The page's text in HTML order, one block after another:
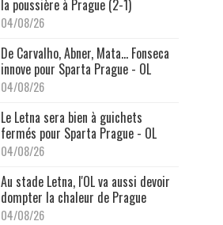
la poussière à Prague (2-1)
04/08/26
De Carvalho, Abner, Mata… Fonseca
innove pour Sparta Prague - OL
04/08/26
Le Letna sera bien à guichets
fermés pour Sparta Prague - OL
04/08/26
Au stade Letna, l'OL va aussi devoir
dompter la chaleur de Prague
04/08/26